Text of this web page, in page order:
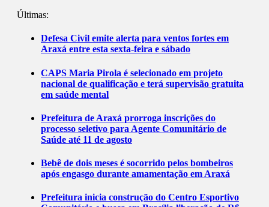
Últimas:
Defesa Civil emite alerta para ventos fortes em
Araxá entre esta sexta-feira e sábado
CAPS Maria Pirola é selecionado em projeto
nacional de qualificação e terá supervisão gratuita
em saúde mental
Prefeitura de Araxá prorroga inscrições do
processo seletivo para Agente Comunitário de
Saúde até 11 de agosto
Bebê de dois meses é socorrido pelos bombeiros
após engasgo durante amamentação em Araxá
Prefeitura inicia construção do Centro Esportivo